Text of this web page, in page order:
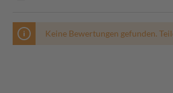
Keine Bewertungen gefunden.